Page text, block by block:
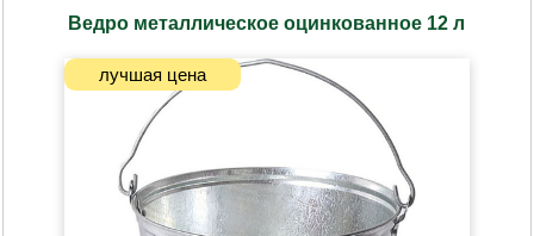
Ведро металлическое оцинкованное 12 л